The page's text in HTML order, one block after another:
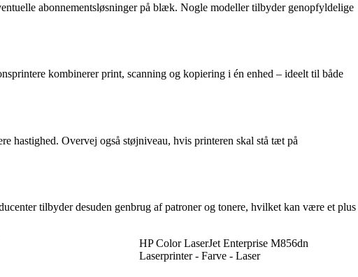
abonnementsløsninger på blæk. Nogle modeller tilbyder genopfyldelige
kombinerer print, scanning og kopiering i én enhed – ideelt til både
hastighed. Overvej også støjniveau, hvis printeren skal stå tæt på
tilbyder desuden genbrug af patroner og tonere, hvilket kan være et plus
HP Color LaserJet Enterprise M856dn
Laserprinter - Farve - Laser